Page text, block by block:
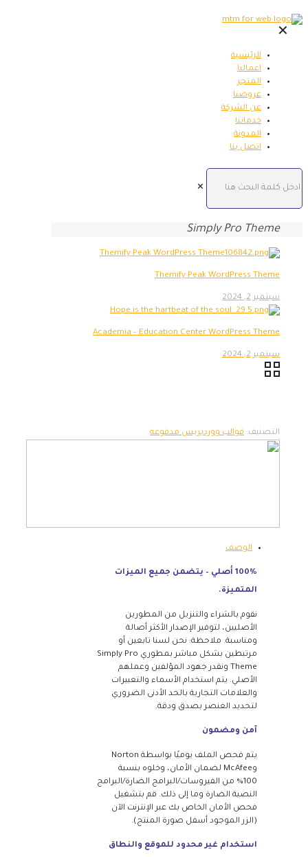
✕
الرئيسية
اعمالنا
المتجر
عروضنا
عن الشركة
خدماتنا
المدونة
اتصل بنا
✕
Simply Pro Theme
Themify Peak WordPress Theme
سبتمبر 2, 2024
Academia – Education Center WordPress Theme
سبتمبر 2, 2024
التصنيف: قوالب ووردبريس مدفوعه
الوصف
100% أصلي – يتضمن جميع الميزات
المتميزة.
نقوم بالشراء والتنزيل من المطورين
الأصليين، لتوفير الإصدار الأكثر أصالة
ومناسبة. ملاحظة: نحن لسنا تابعين أو
مرتبطين بشكل مباشر بمطوري Simply Pro
Theme ونقدر جهود المؤلفين وعملهم
الأصلي. يتم استخدام الأسماء والتعبيرات
والعلامات التجارية بالحد الأدنى الضروري
لتحديد العنصر بصدق ودقة.
آمن ومضمون
يتم فحص الملف يوميًا بواسطة Norton
وMcAfee لضمان الأمان، وخلوه بنسبة
100% من الفيروسات/البرامج الضارة/البرامج
النصية الضارة وما إلى ذلك. قم بتشغيل
فحص الأمان الخاص بك عبر الإنترنت الآن
(الزر الموجود أسفل صورة المنتج).
استخدام غير محدود للموقع والنطاق